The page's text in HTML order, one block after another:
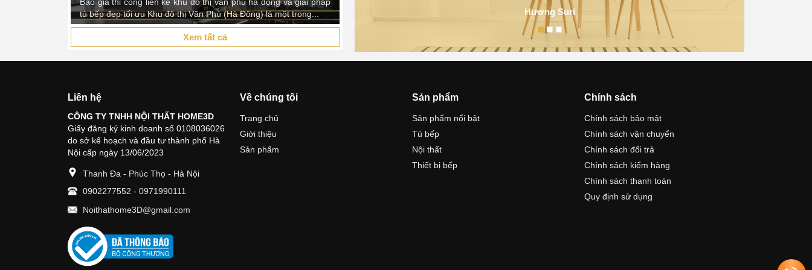
đông và giải pháp
là một trong...
Xem tất cả
Hương Suri
Liên hệ
CÔNG TY TNHH NỘI THẤT HOME3D
Giấy đăng ký kinh doanh số 0108036026
do sở kế hoạch và đầu tư thành phố Hà
Nội cấp ngày 13/06/2023
Thanh Đa - Phúc Thọ - Hà Nội
0902277552 - 0971990111
Noithathome3D@gmail.com
Về chúng tôi
Trang chủ
Giới thiệu
Sản phẩm
Sản phẩm
Sản phẩm nổi bật
Tủ bếp
Nội thất
Thiết bị bếp
Chính sách
Chính sách bảo mật
Chính sách vận chuyển
Chính sách đổi trả
Chính sách kiểm hàng
Chính sách thanh toán
Quy định sử dụng